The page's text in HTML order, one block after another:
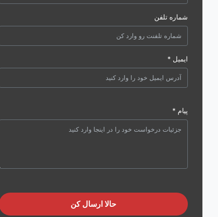
شماره تلفن
ایمیل *
حالا ارسال کن